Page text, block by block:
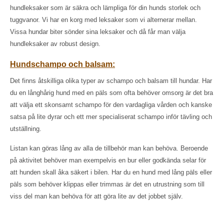
hundleksaker som är säkra och lämpliga för din hunds storlek och
tuggvanor. Vi har en korg med leksaker som vi alternerar mellan.
Vissa hundar biter sönder sina leksaker och då får man välja
hundleksaker av robust design.
Hundschampo och balsam:
Det finns åtskilliga olika typer av schampo och balsam till hundar. Har
du en långhårig hund med en päls som ofta behöver omsorg är det bra
att välja ett skonsamt schampo för den vardagliga vården och kanske
satsa på lite dyrar och ett mer specialiserat schampo inför tävling och
utställning.
Listan kan göras lång av alla de tillbehör man kan behöva. Beroende
på aktivitet behöver man exempelvis en bur eller godkända selar för
att hunden skall åka säkert i bilen. Har du en hund med lång päls eller
päls som behöver klippas eller trimmas är det en utrustning som till
viss del man kan behöva för att göra lite av det jobbet själv.